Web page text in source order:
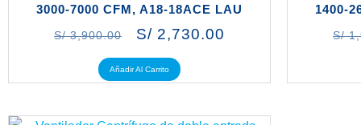
3000-7000 CFM, A18-18ACE LAU
S/3,900.00 S/2,730.00
Añadir Al Carrito
1400-
S/